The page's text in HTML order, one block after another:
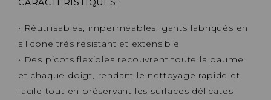
• Réutilisables, imperméables, gants fabriqués en
silicone très résistant et extensible
• Des picots flexibles recouvrent toute la paume
et chaque doigt, rendant le nettoyage rapide et
facile tout en préservant les surfaces délicates